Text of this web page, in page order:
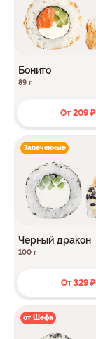
Бонито
89 г
От 209 ₽
Запеченные
Черный дракон
100 г
От 329 ₽
от Шефа